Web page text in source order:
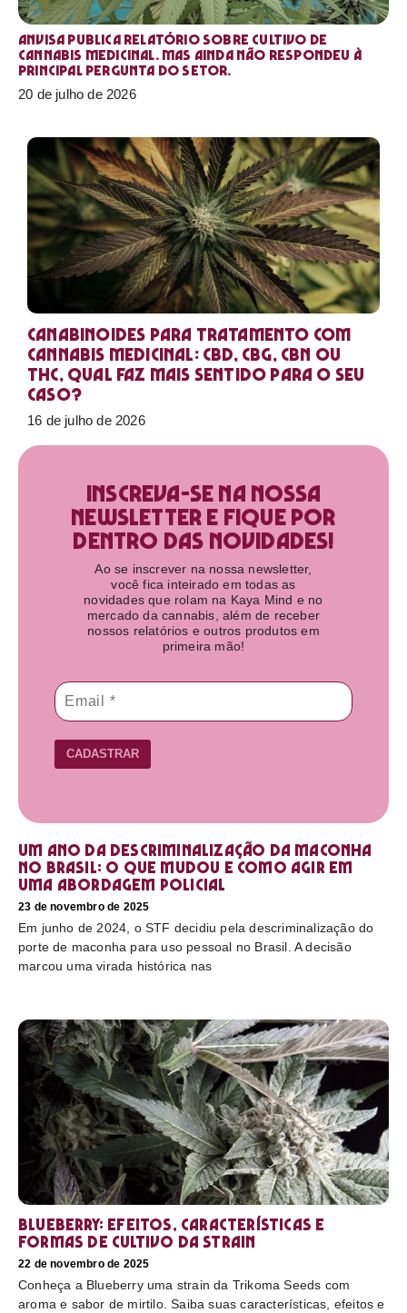
Anvisa publica relatório sobre cultivo de
Cannabis medicinal. Mas ainda não respondeu à
principal pergunta do setor.
20 de julho de 2026
Canabinoides para tratamento com
cannabis medicinal: CBD, CBG, CBN ou
THC, qual faz mais sentido para o seu
caso?
16 de julho de 2026
Inscreva-se na nossa
newsletter e fique por
dentro das novidades!​
Ao se inscrever na nossa newsletter,
você fica inteirado em todas as
novidades que rolam na Kaya Mind e no
mercado da cannabis, além de receber
nossos relatórios e outros produtos em
primeira mão!
CADASTRAR
Um ano da descriminalização da maconha
no Brasil: o que mudou e como agir em
uma abordagem policial
23 de novembro de 2025
Em junho de 2024, o STF decidiu pela descriminalização do
porte de maconha para uso pessoal no Brasil. A decisão
marcou uma virada histórica nas
Blueberry: efeitos, características e
formas de cultivo da strain
22 de novembro de 2025
Conheça a Blueberry uma strain da Trikoma Seeds com
aroma e sabor de mirtilo. Saiba suas características, efeitos e